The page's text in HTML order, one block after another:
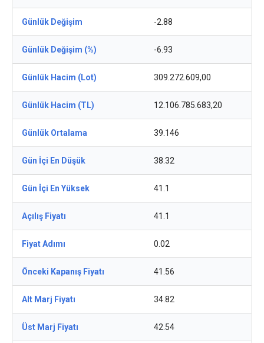
Günlük Değişim -2.88
Günlük Değişim (%) -6.93
Günlük Hacim (Lot) 309.272.609,00
Günlük Hacim (TL) 12.106.785.683,20
Günlük Ortalama 39.146
Gün İçi En Düşük 38.32
Gün İçi En Yüksek 41.1
Açılış Fiyatı 41.1
Fiyat Adımı 0.02
Önceki Kapanış Fiyatı 41.56
Alt Marj Fiyatı 34.82
Üst Marj Fiyatı 42.54